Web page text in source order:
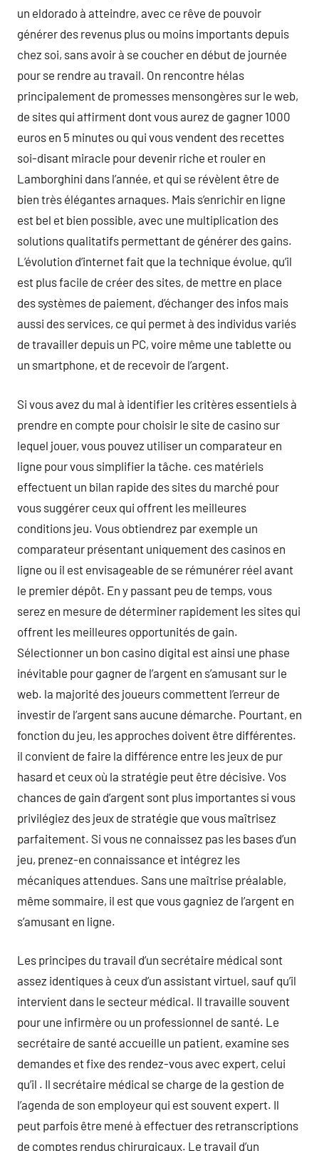
un eldorado à atteindre, avec ce rêve de pouvoir
générer des revenus plus ou moins importants depuis
chez soi, sans avoir à se coucher en début de journée
pour se rendre au travail. On rencontre hélas
principalement de promesses mensongères sur le web,
de sites qui affirment dont vous aurez de gagner 1000
euros en 5 minutes ou qui vous vendent des recettes
soi-disant miracle pour devenir riche et rouler en
Lamborghini dans l’année, et qui se révèlent être de
bien très élégantes arnaques. Mais s’enrichir en ligne
est bel et bien possible, avec une multiplication des
solutions qualitatifs permettant de générer des gains.
L’évolution d’internet fait que la technique évolue, qu’il
est plus facile de créer des sites, de mettre en place
des systèmes de paiement, d’échanger des infos mais
aussi des services, ce qui permet à des individus variés
de travailler depuis un PC, voire même une tablette ou
un smartphone, et de recevoir de l’argent.
Si vous avez du mal à identifier les critères essentiels à
prendre en compte pour choisir le site de casino sur
lequel jouer, vous pouvez utiliser un comparateur en
ligne pour vous simplifier la tâche. ces matériels
effectuent un bilan rapide des sites du marché pour
vous suggérer ceux qui offrent les meilleures
conditions jeu. Vous obtiendrez par exemple un
comparateur présentant uniquement des casinos en
ligne ou il est envisageable de se rémunérer réel avant
le premier dépôt. En y passant peu de temps, vous
serez en mesure de déterminer rapidement les sites qui
offrent les meilleures opportunités de gain.
Sélectionner un bon casino digital est ainsi une phase
inévitable pour gagner de l’argent en s’amusant sur le
web. la majorité des joueurs commettent l’erreur de
investir de l’argent sans aucune démarche. Pourtant, en
fonction du jeu, les approches doivent être différentes.
il convient de faire la différence entre les jeux de pur
hasard et ceux où la stratégie peut être décisive. Vos
chances de gain d’argent sont plus importantes si vous
privilégiez des jeux de stratégie que vous maîtrisez
parfaitement. Si vous ne connaissez pas les bases d’un
jeu, prenez-en connaissance et intégrez les
mécaniques attendues. Sans une maîtrise préalable,
même sommaire, il est que vous gagniez de l’argent en
s’amusant en ligne.
Les principes du travail d’un secrétaire médical sont
assez identiques à ceux d’un assistant virtuel, sauf qu’il
intervient dans le secteur médical. Il travaille souvent
pour une infirmère ou un professionnel de santé. Le
secrétaire de santé accueille un patient, examine ses
demandes et fixe des rendez-vous avec expert, celui
qu’il . Il secrétaire médical se charge de la gestion de
l’agenda de son employeur qui est souvent expert. Il
peut parfois être mené à effectuer des retranscriptions
de comptes rendus chirurgicaux. Le travail d’un